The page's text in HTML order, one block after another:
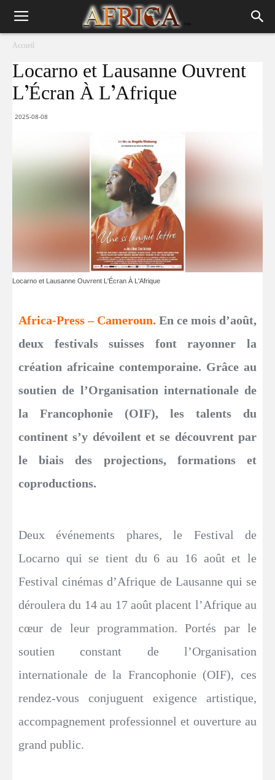
Accueil
Locarno et Lausanne Ouvrent
L’Écran À L’Afrique
2025-08-08
Locarno et Lausanne Ouvrent L'Écran À L'Afrique
Africa-Press – Cameroun. En ce mois d’août,
deux festivals suisses font rayonner la
création africaine contemporaine. Grâce au
soutien de l’Organisation internationale de
la Francophonie (OIF), les talents du
continent s’y dévoilent et se découvrent par
le biais des projections, formations et
coproductions.
Deux événements phares, le Festival de
Locarno qui se tient du 6 au 16 août et le
Festival cinémas d’Afrique de Lausanne qui se
déroulera du 14 au 17 août placent l’Afrique au
cœur de leur programmation. Portés par le
soutien constant de l’Organisation
internationale de la Francophonie (OIF), ces
rendez-vous conjuguent exigence artistique,
accompagnement professionnel et ouverture au
grand public.